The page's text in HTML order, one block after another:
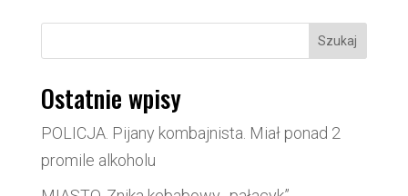
Szukaj
Ostatnie wpisy
POLICJA. Pijany kombajnista. Miał ponad 2
promile alkoholu